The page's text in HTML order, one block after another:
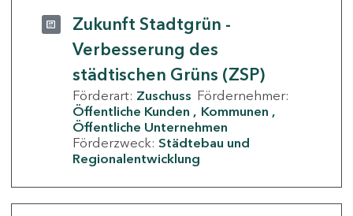
Zukunft Stadtgrün -
Verbesserung des
städtischen Grüns (ZSP)
Förderart: Zuschuss Fördernehmer:
Öffentliche Kunden
Kommunen
Öffentliche Unternehmen
Förderzweck: Städtebau und
Regionalentwicklung